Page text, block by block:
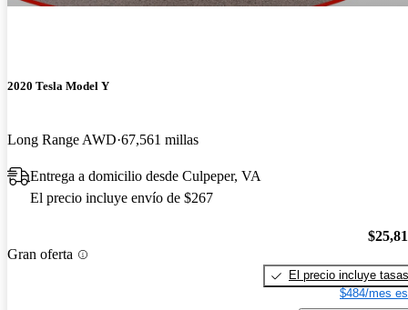
2020 Tesla Model Y
Long Range AWD 67,561 millas
Entrega a domicilio desde Culpeper, VA
El precio incluye envío de $267
Gran oferta
El precio incluye tasas
$484/mes